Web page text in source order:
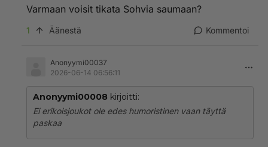
Varmaan voisit tikata Sohvia saumaan?
1 Äänestä Kommentoi
Anonyymi00037
2026-06-14 06:56:11
Anonyymi00008 kirjoitti:
Ei erikoisjoukot ole edes humoristinen vaan täyttä
paskaa